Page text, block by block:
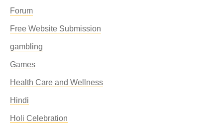
Forum
Free Website Submission
gambling
Games
Health Care and Wellness
Hindi
Holi Celebration